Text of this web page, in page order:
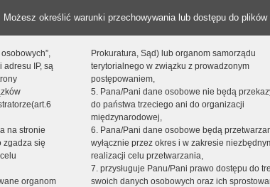
Możesz określić warunki przechowywania lub dostępu do
adresu IP, są
na stronie
zgadza się
organom
Prokuratura, Sąd) lub organom samorządu
terytorialnego w związku z prowadzonym
postępowaniem,
5. Pana/Pani dane osobowe nie będą
do państwa trzeciego ani do organizacji
międzynarodowej,
6. Pana/Pani dane osobowe będą
wyłącznie przez okres i w zakresie
realizacji celu przetwarzania,
7. przysługuje Panu/Pani prawo dostępu do
swoich danych osobowych oraz ich